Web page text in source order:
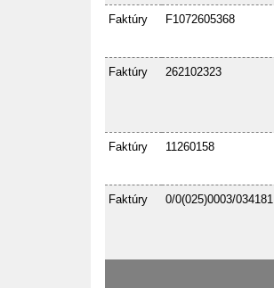
Faktúry F1072605368
Faktúry 262102323
Faktúry 11260158
Faktúry 0/0(025)0003/034181